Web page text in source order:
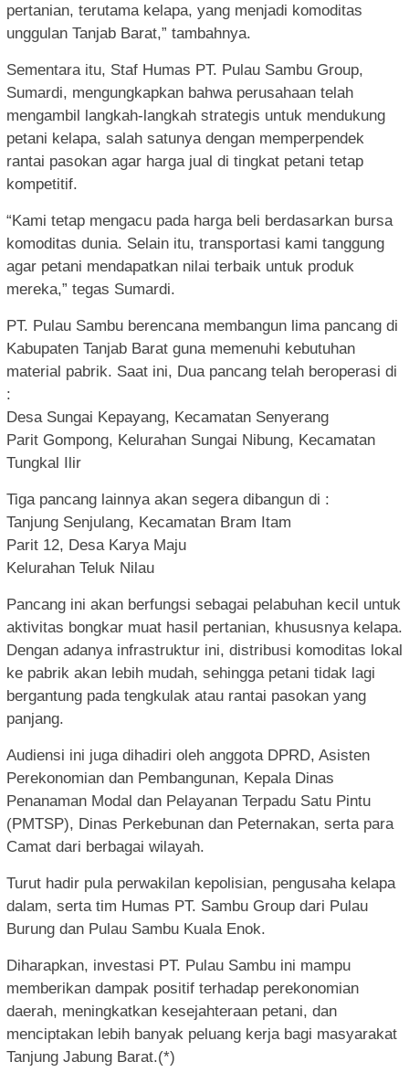
pertanian, terutama kelapa, yang menjadi komoditas
unggulan Tanjab Barat,” tambahnya.
Sementara itu, Staf Humas PT. Pulau Sambu Group,
Sumardi, mengungkapkan bahwa perusahaan telah
mengambil langkah-langkah strategis untuk mendukung
petani kelapa, salah satunya dengan memperpendek
rantai pasokan agar harga jual di tingkat petani tetap
kompetitif.
“Kami tetap mengacu pada harga beli berdasarkan bursa
komoditas dunia. Selain itu, transportasi kami tanggung
agar petani mendapatkan nilai terbaik untuk produk
mereka,” tegas Sumardi.
PT. Pulau Sambu berencana membangun lima pancang di
Kabupaten Tanjab Barat guna memenuhi kebutuhan
material pabrik. Saat ini, Dua pancang telah beroperasi di
:
Desa Sungai Kepayang, Kecamatan Senyerang
Parit Gompong, Kelurahan Sungai Nibung, Kecamatan
Tungkal Ilir
Tiga pancang lainnya akan segera dibangun di :
Tanjung Senjulang, Kecamatan Bram Itam
Parit 12, Desa Karya Maju
Kelurahan Teluk Nilau
Pancang ini akan berfungsi sebagai pelabuhan kecil untuk
aktivitas bongkar muat hasil pertanian, khususnya kelapa.
Dengan adanya infrastruktur ini, distribusi komoditas lokal
ke pabrik akan lebih mudah, sehingga petani tidak lagi
bergantung pada tengkulak atau rantai pasokan yang
panjang.
Audiensi ini juga dihadiri oleh anggota DPRD, Asisten
Perekonomian dan Pembangunan, Kepala Dinas
Penanaman Modal dan Pelayanan Terpadu Satu Pintu
(PMTSP), Dinas Perkebunan dan Peternakan, serta para
Camat dari berbagai wilayah.
Turut hadir pula perwakilan kepolisian, pengusaha kelapa
dalam, serta tim Humas PT. Sambu Group dari Pulau
Burung dan Pulau Sambu Kuala Enok.
Diharapkan, investasi PT. Pulau Sambu ini mampu
memberikan dampak positif terhadap perekonomian
daerah, meningkatkan kesejahteraan petani, dan
menciptakan lebih banyak peluang kerja bagi masyarakat
Tanjung Jabung Barat.(*)